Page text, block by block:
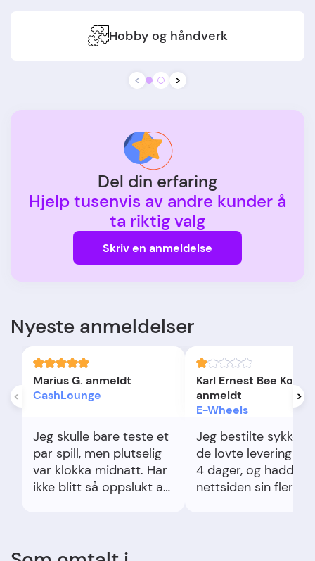
Hobby og håndverk
< >
Del din erfaring
Hjelp tusenvis av andre kunder å
ta riktig valg
Skriv en anmeldelse
Nyeste anmeldelser
Marius G. anmeldt
CashLounge
Jeg skulle bare teste et
par spill, men plutselig
var klokka midnatt. Har
ikke blitt så oppslukt av
Karl Ernest Bøe Koch
anmeldt
E-Wheels
Jeg bestilte sykkel
de lovte levering
4 dager, og hadde
nettsiden sin flere